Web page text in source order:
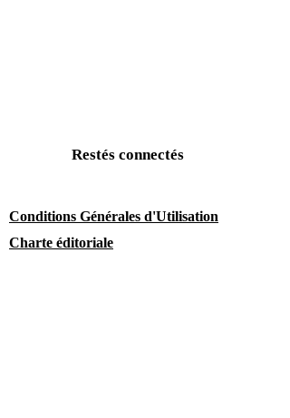
Restés connectés
Conditions Générales d'Utilisation
Charte éditoriale